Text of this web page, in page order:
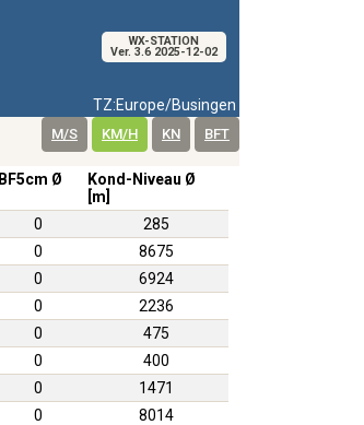
WX-STATION
Ver. 3.6 2025-12-02
TZ:Europe/Busingen
M/S KM/H KN BFT
BF5cm Ø
Kond-Niveau Ø
[m]
0
285
0
8675
0
6924
0
2236
0
475
0
400
0
1471
0
8014